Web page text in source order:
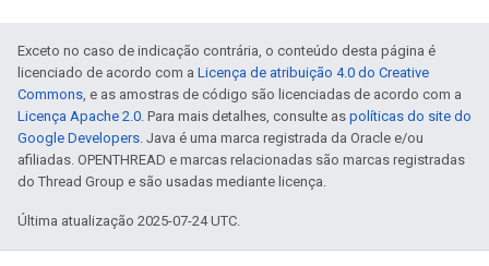
Exceto no caso de indicação contrária, o conteúdo desta página é
licenciado de acordo com a Licença de atribuição 4.0 do Creative
Commons, e as amostras de código são licenciadas de acordo com a
Licença Apache 2.0. Para mais detalhes, consulte as políticas do site do
Google Developers. Java é uma marca registrada da Oracle e/ou
afiliadas. OPENTHREAD e marcas relacionadas são marcas registradas
do Thread Group e são usadas mediante licença.
Última atualização 2025-07-24 UTC.